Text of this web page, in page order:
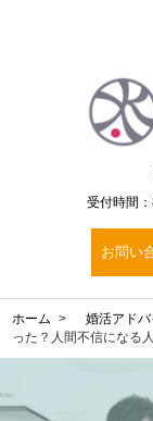
受付時間
お問い
ホーム 婚活アドバ
った？人間不信になる